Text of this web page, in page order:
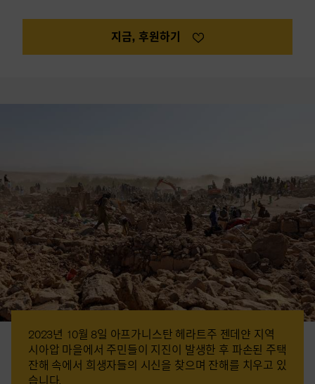
지금, 후원하기
2023년 10월 8일 아프가니스탄 헤라트주 젠데얀 지역
시아압 마을에서 주민들이 지진이 발생한 후 파손된 주택
잔해 속에서 희생자들의 시신을 찾으며 잔해를 치우고 있
습니다.